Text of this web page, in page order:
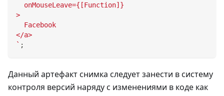
  onMouseLeave={[Function]}
>
  Facebook
</a>
` ;
Данный артефакт снимка следует занести в систему
контроля версий наряду с изменениями в коде как